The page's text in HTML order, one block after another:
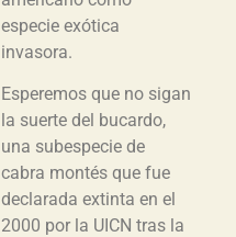
especie exótica
invasora.
Esperemos que no sigan
la suerte del bucardo,
una subespecie de
cabra montés que fue
declarada extinta en el
2000 por la UICN tras la